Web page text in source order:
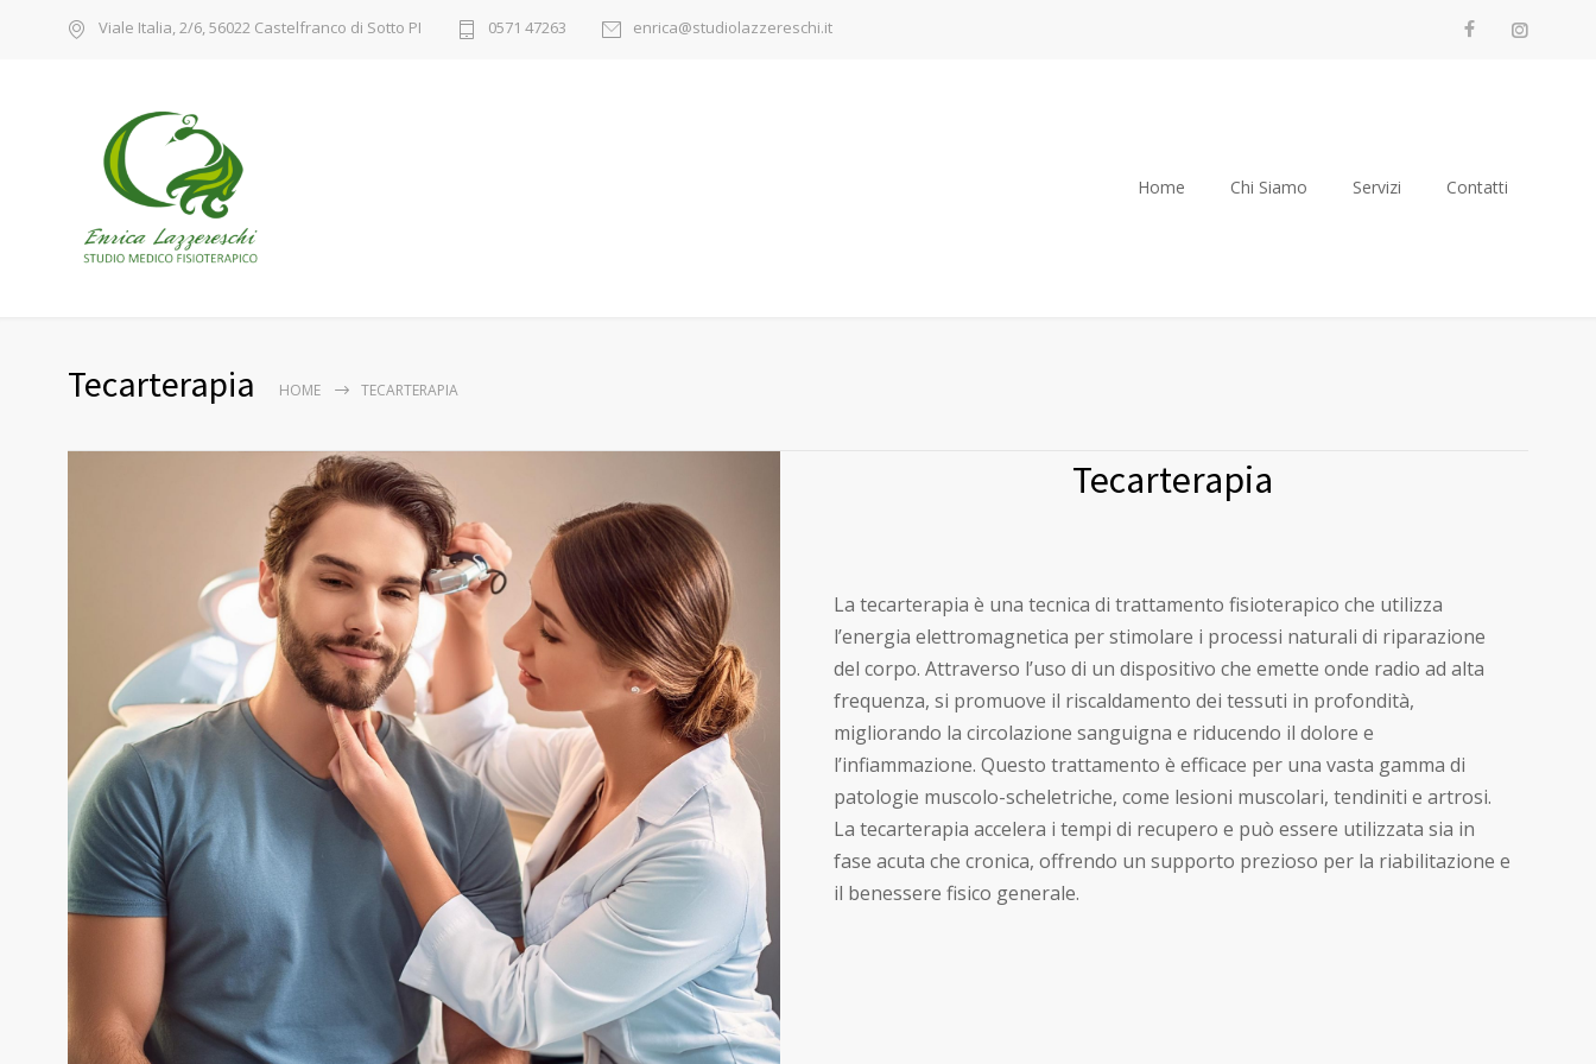
Viale Italia, 2/6, 56022 Castelfranco di Sotto PI 0571 47263 enrica@studiolazzereschi.it
Home Chi Siamo Servizi Contatti
Tecarterapia HOME TECARTERAPIA
Tecarterapia
La tecarterapia è una tecnica di trattamento fisioterapico che utilizza
l’energia elettromagnetica per stimolare i processi naturali di riparazione
del corpo. Attraverso l’uso di un dispositivo che emette onde radio ad alta
frequenza, si promuove il riscaldamento dei tessuti in profondità,
migliorando la circolazione sanguigna e riducendo il dolore e
l’infiammazione. Questo trattamento è efficace per una vasta gamma di
patologie muscolo-scheletriche, come lesioni muscolari, tendiniti e artrosi.
La tecarterapia accelera i tempi di recupero e può essere utilizzata sia in
fase acuta che cronica, offrendo un supporto prezioso per la riabilitazione e
il benessere fisico generale.